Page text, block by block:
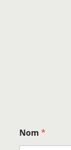
Nom*